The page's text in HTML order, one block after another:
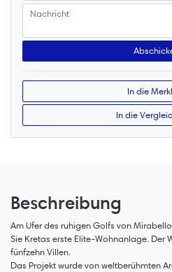
In die
In die
Beschreibung
Am Ufer des ruhigen Golfs von
Sie Kretas erste Elite-Wohnanlage. Der
fünfzehn Villen.
Das Projekt wurde von weltberühmten